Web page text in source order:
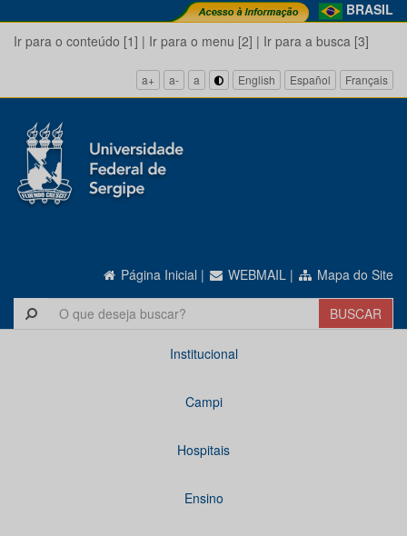
BRASIL
Ir para o conteúdo [1] | Ir para o menu [2] | Ir para a busca [3]
a+ a- a English Español Français
Página Inicial | WEBMAIL | Mapa do Site
Institucional
Campi
Hospitais
Ensino